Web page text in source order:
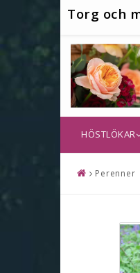
Torg och
HÖSTLÖKAR
Perenner